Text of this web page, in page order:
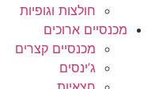
חולצות וגופיות
מכנסיים ארוכים
מכנסיים קצרים
ג’ינסים